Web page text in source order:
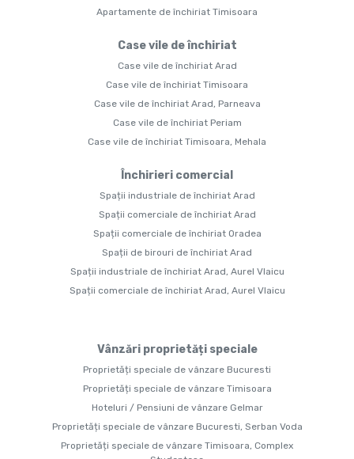
Apartamente de închiriat Timisoara
Case vile de închiriat
Case vile de închiriat Arad
Case vile de închiriat Timisoara
Case vile de închiriat Arad, Parneava
Case vile de închiriat Periam
Case vile de închiriat Timisoara, Mehala
Închirieri comercial
Spații industriale de închiriat Arad
Spații comerciale de închiriat Arad
Spații comerciale de închiriat Oradea
Spații de birouri de închiriat Arad
Spații industriale de închiriat Arad, Aurel Vlaicu
Spații comerciale de închiriat Arad, Aurel Vlaicu
Vânzări proprietăți speciale
Proprietăți speciale de vânzare Bucuresti
Proprietăți speciale de vânzare Timisoara
Hoteluri / Pensiuni de vânzare Gelmar
Proprietăți speciale de vânzare Bucuresti, Serban Voda
Proprietăți speciale de vânzare Timisoara, Complex